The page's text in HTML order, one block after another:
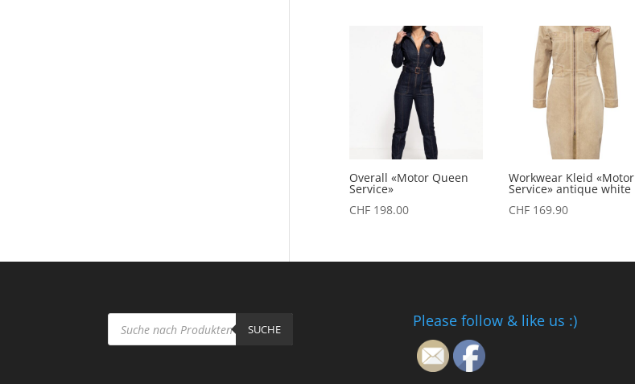
Overall «Motor Queen
Service»
CHF198.00
Workwear Kleid «Motor
Service» antique white
CHF169.90
Products
search SUCHE Please follow & like us :)